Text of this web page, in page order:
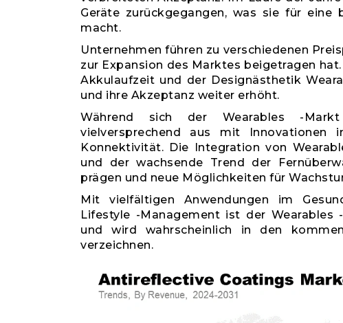
Geräte zurückgegangen, was sie für eine
macht.
Unternehmen führen zu verschiedenen
zur Expansion des Marktes beigetragen
Akkulaufzeit und der Designästhetik
und ihre Akzeptanz weiter erhöht.
Während sich der Wearables -
vielversprechend aus mit Innovationen
Konnektivität. Die Integration von
und der wachsende Trend der
prägen und neue Möglichkeiten für
Mit vielfältigen Anwendungen im
Lifestyle -Management ist der
und wird wahrscheinlich in den
verzeichnen.